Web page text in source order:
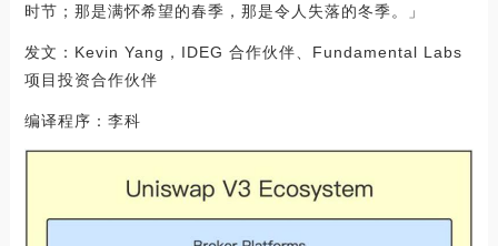
时节；那是满怀希望的春季，那是令人失落的冬季。」
发文：Kevin Yang，IDEG 合作伙伴、Fundamental Labs
项目投资合作伙伴
编译程序：李科